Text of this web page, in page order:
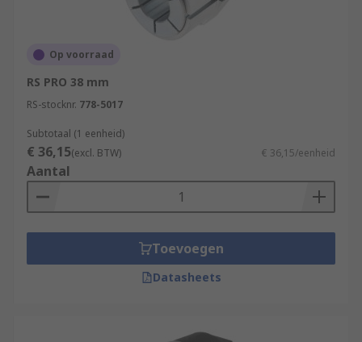
Op voorraad
RS PRO 38 mm
RS-stocknr. 778-5017
Subtotaal (1 eenheid)
€ 36,15(excl. BTW) € 36,15/eenheid
Aantal
Toevoegen
Datasheets